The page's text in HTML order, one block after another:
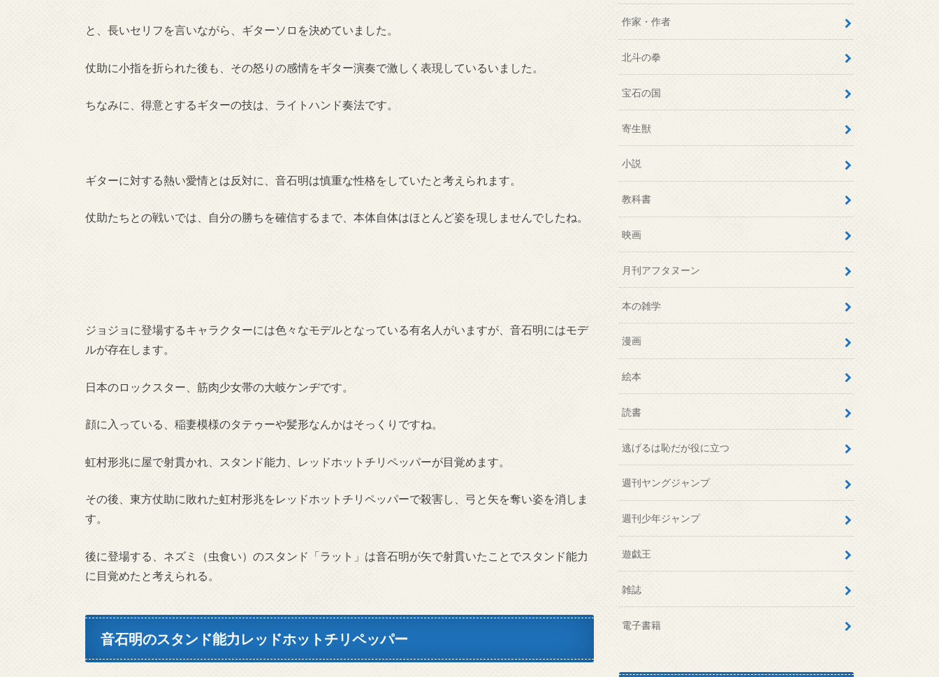
と、長いセリフを言いながら、ギターソロを決めていました。
仗助に小指を折られた後も、その怒りの感情をギター演奏で激しく表現しているいました。
ちなみに、得意とするギターの技は、ライトハンド奏法です。
ギターに対する熱い愛情とは反対に、音石明は慎重な性格をしていたと考えられます。
仗助たちとの戦いでは、自分の勝ちを確信するまで、本体自体はほとんど姿を現しませんでしたね。
ジョジョに登場するキャラクターには色々なモデルとなっている有名人がいますが、音石明にはモデ
ルが存在します。
日本のロックスター、筋肉少女帯の大岐ケンヂです。
顔に入っている、稲妻模様のタテゥーや髪形なんかはそっくりですね。
虹村形兆に屋で射貫かれ、スタンド能力、レッドホットチリペッパーが目覚めます。
その後、東方仗助に敗れた虹村形兆をレッドホットチリペッパーで殺害し、弓と矢を奪い姿を消しま
す。
後に登場する、ネズミ（虫食い）のスタンド「ラット」は音石明が矢で射貫いたことでスタンド能力
に目覚めたと考えられる。
音石明のスタンド能力レッドホットチリペッパー
作家・作者
北斗の拳
宝石の国
寄生獣
小説
教科書
映画
月刊アフタヌーン
本の雑学
漫画
絵本
読書
逃げるは恥だが役に立つ
週刊ヤングジャンプ
週刊少年ジャンプ
遊戯王
雑誌
電子書籍